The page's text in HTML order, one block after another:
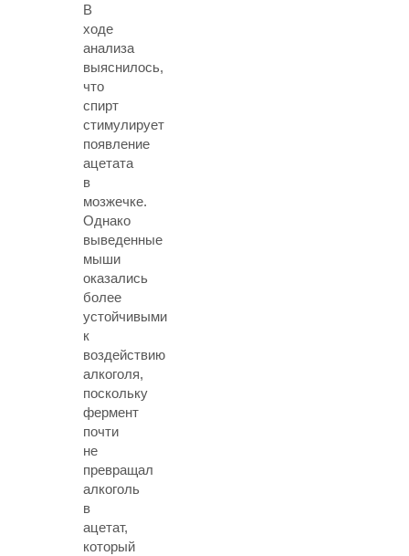
В
ходе
анализа
выяснилось,
что
спирт
стимулирует
появление
ацетата
в
мозжечке.
Однако
выведенные
мыши
оказались
более
устойчивыми
к
воздействию
алкоголя,
поскольку
фермент
почти
не
превращал
алкоголь
в
ацетат,
который